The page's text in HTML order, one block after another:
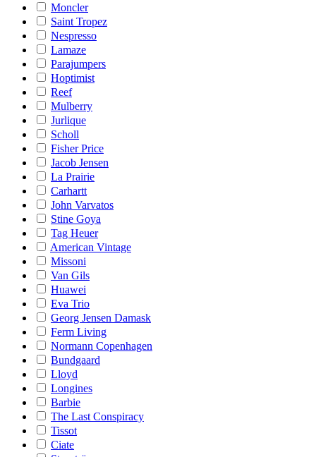
Moncler
Saint Tropez
Nespresso
Lamaze
Parajumpers
Hoptimist
Reef
Mulberry
Jurlique
Scholl
Fisher Price
Jacob Jensen
La Prairie
Carhartt
John Varvatos
Stine Goya
Tag Heuer
American Vintage
Missoni
Van Gils
Huawei
Eva Trio
Georg Jensen Damask
Ferm Living
Normann Copenhagen
Bundgaard
Lloyd
Longines
Barbie
The Last Conspiracy
Tissot
Ciate